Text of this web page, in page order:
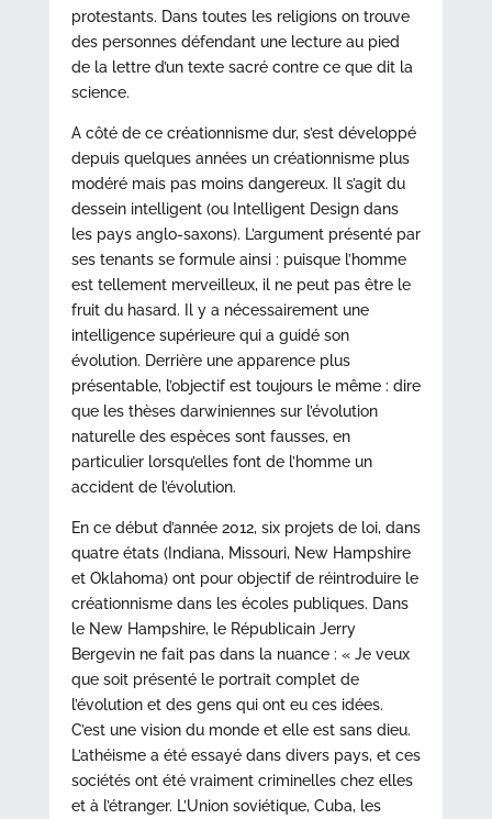
protestants. Dans toutes les religions on trouve
des personnes défendant une lecture au pied
de la lettre d’un texte sacré contre ce que dit la
science.
A côté de ce créationnisme dur, s’est développé
depuis quelques années un créationnisme plus
modéré mais pas moins dangereux. Il s’agit du
dessein intelligent (ou Intelligent Design dans
les pays anglo-saxons). L’argument présenté par
ses tenants se formule ainsi : puisque l’homme
est tellement merveilleux, il ne peut pas être le
fruit du hasard. Il y a nécessairement une
intelligence supérieure qui a guidé son
évolution. Derrière une apparence plus
présentable, l’objectif est toujours le même : dire
que les thèses darwiniennes sur l’évolution
naturelle des espèces sont fausses, en
particulier lorsqu’elles font de l’homme un
accident de l’évolution.
En ce début d’année 2012, six projets de loi, dans
quatre états (Indiana, Missouri, New Hampshire
et Oklahoma) ont pour objectif de réintroduire le
créationnisme dans les écoles publiques. Dans
le New Hampshire, le Républicain Jerry
Bergevin ne fait pas dans la nuance : « Je veux
que soit présenté le portrait complet de
l’évolution et des gens qui ont eu ces idées.
C’est une vision du monde et elle est sans dieu.
L’athéisme a été essayé dans divers pays, et ces
sociétés ont été vraiment criminelles chez elles
et à l’étranger. L’Union soviétique, Cuba, les